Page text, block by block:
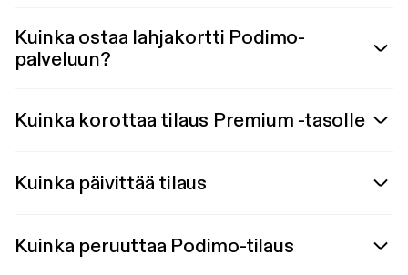
Kuinka ostaa lahjakortti Podimo-
palveluun?
Kuinka korottaa tilaus Premium -tasolle
Kuinka päivittää tilaus
Kuinka peruuttaa Podimo-tilaus